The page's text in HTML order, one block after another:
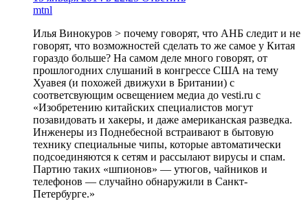
mtnl
Илья Винокуров > почему говорят, что АНБ следит и не
говорят, что возможностей сделать то же самое у Китая
гораздо больше? На самом деле много говорят, от
прошлогодних слушаний в конгрессе США на тему
Хуавея (и похожей движухи в Британии) с
соответсвующим освещением медиа до vesti.ru c
«Изобретению китайских специалистов могут
позавидовать и хакеры, и даже американская разведка.
Инженеры из Поднебесной встраивают в бытовую
технику специальные чипы, которые автоматически
подсоединяются к сетям и рассылают вирусы и спам.
Партию таких «шпионов» — утюгов, чайников и
телефонов — случайно обнаружили в Санкт-
Петербурге.»